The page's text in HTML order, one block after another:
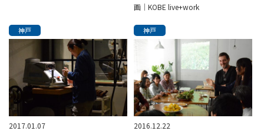
画│KOBE live+work
神戸
2017.01.07
神戸
2016.12.22